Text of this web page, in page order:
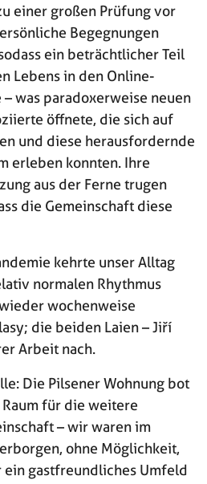
einer großen Prüfung vor
Begegnungen
ein beträchtlicher Teil
Lebens in den Online-
was paradoxerweise neuen
öffnete, die sich auf
und diese herausfordernde
erleben konnten. Ihre
aus der Ferne trugen
die Gemeinschaft diese
kehrte unser Alltag
normalen Rhythmus
wochenweise
die beiden Laien – Jiří
Arbeit nach.
Die Pilsener Wohnung bot
für die weitere
– wir waren im
ohne Möglichkeit,
ein gastfreundliches Umfeld